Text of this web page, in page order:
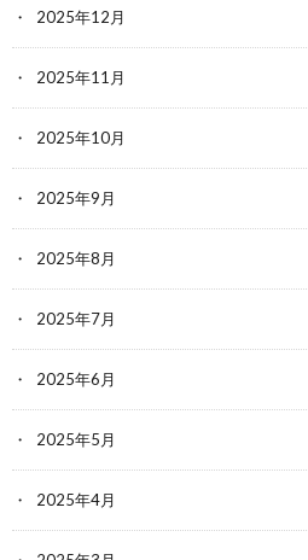
2025年12月
2025年11月
2025年10月
2025年9月
2025年8月
2025年7月
2025年6月
2025年5月
2025年4月